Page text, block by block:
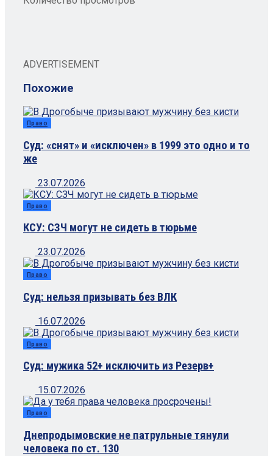
ADVERTISEMENT
Похожие
Право
Суд: «снят» и «исключен» в 1999 это одно и то
же
23.07.2026
Право
КСУ: СЗЧ могут не сидеть в тюрьме
23.07.2026
Право
Суд: нельзя призывать без ВЛК
16.07.2026
Право
Суд: мужика 52+ исключить из Резерв+
15.07.2026
Право
Днепродымовские не патрульные тянули
человека по ст. 130